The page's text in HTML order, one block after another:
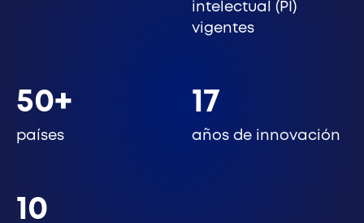
intelectual (PI)
vigentes
50+
países
17
años de innovación
10